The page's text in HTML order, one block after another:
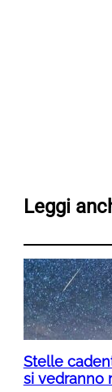
Leggi
Stelle
si vedranno